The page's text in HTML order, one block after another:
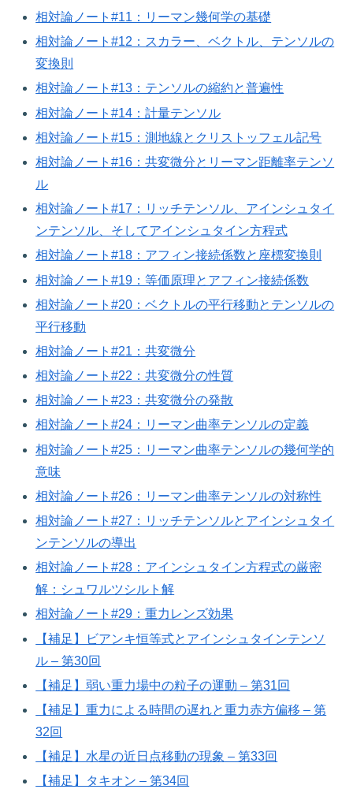
相対論ノート#11：リーマン幾何学の基礎
相対論ノート#12：スカラー、ベクトル、テンソルの
変換則
相対論ノート#13：テンソルの縮約と普遍性
相対論ノート#14：計量テンソル
相対論ノート#15：測地線とクリストッフェル記号
相対論ノート#16：共変微分とリーマン距離率テンソ
ル
相対論ノート#17：リッチテンソル、アインシュタイ
ンテンソル、そしてアインシュタイン方程式
相対論ノート#18：アフィン接続係数と座標変換則
相対論ノート#19：等価原理とアフィン接続係数
相対論ノート#20：ベクトルの平行移動とテンソルの
平行移動
相対論ノート#21：共変微分
相対論ノート#22：共変微分の性質
相対論ノート#23：共変微分の発散
相対論ノート#24：リーマン曲率テンソルの定義
相対論ノート#25：リーマン曲率テンソルの幾何学的
意味
相対論ノート#26：リーマン曲率テンソルの対称性
相対論ノート#27：リッチテンソルとアインシュタイ
ンテンソルの導出
相対論ノート#28：アインシュタイン方程式の厳密
解：シュワルツシルト解
相対論ノート#29：重力レンズ効果
【補足】ビアンキ恒等式とアインシュタインテンソ
ル – 第30回
【補足】弱い重力場中の粒子の運動 – 第31回
【補足】重力による時間の遅れと重力赤方偏移 – 第
32回
【補足】水星の近日点移動の現象 – 第33回
【補足】タキオン – 第34回